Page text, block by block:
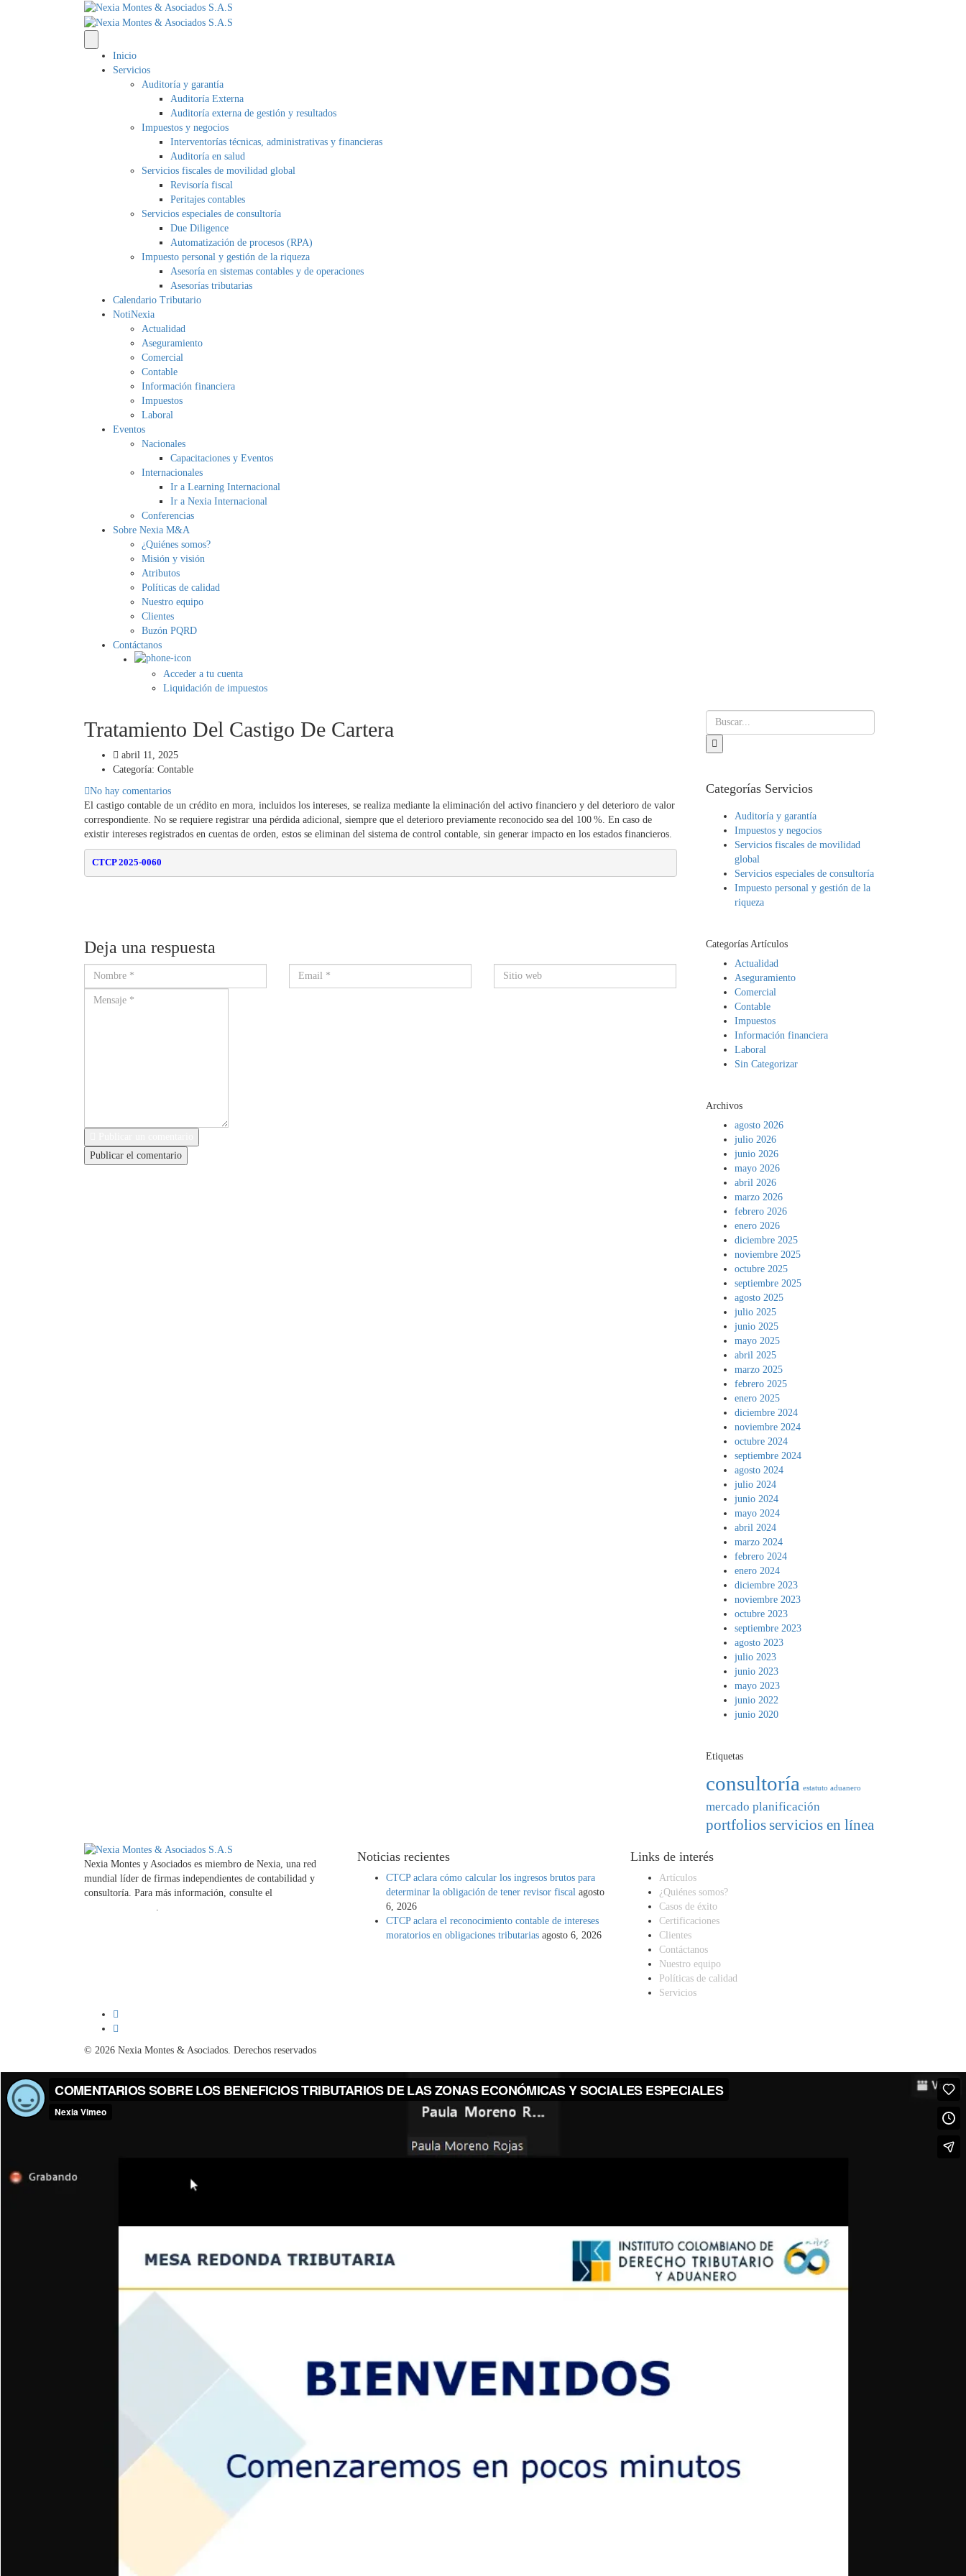
Inicio
Servicios
Auditoría y garantía
Auditoría Externa
Auditoría externa de gestión y resultados
Impuestos y negocios
Interventorías técnicas, administrativas y financieras
Auditoría en salud
Servicios fiscales de movilidad global
Revisoría fiscal
Peritajes contables
Servicios especiales de consultoría
Due Diligence
Automatización de procesos (RPA)
Impuesto personal y gestión de la riqueza
Asesoría en sistemas contables y de operaciones
Asesorías tributarias
Calendario Tributario
NotiNexia
Actualidad
Aseguramiento
Comercial
Contable
Información financiera
Impuestos
Laboral
Eventos
Nacionales
Capacitaciones y Eventos
Internacionales
Ir a Learning Internacional
Ir a Nexia Internacional
Conferencias
Sobre Nexia M&A
¿Quiénes somos?
Misión y visión
Atributos
Políticas de calidad
Nuestro equipo
Clientes
Buzón PQRD
Contáctanos
Acceder a tu cuenta
Liquidación de impuestos
Tratamiento Del Castigo De Cartera
abril 11, 2025
Categoría: Contable
No hay comentarios
El castigo contable de un crédito en mora, incluidos los intereses, se realiza mediante la eliminación del activo financiero y del deterioro de valor
correspondiente. No se requiere registrar una pérdida adicional, siempre que el deterioro previamente reconocido sea del 100 %. En caso de
existir intereses registrados en cuentas de orden, estos se eliminan del sistema de control contable, sin generar impacto en los estados financieros.
CTCP 2025-0060
Deja una respuesta
Categorías Servicios
Auditoría y garantía
Impuestos y negocios
Servicios fiscales de movilidad
global
Servicios especiales de consultoría
Impuesto personal y gestión de la
riqueza
Categorías Artículos
Actualidad
Aseguramiento
Comercial
Contable
Impuestos
Información financiera
Laboral
Sin Categorizar
Archivos
agosto 2026
julio 2026
junio 2026
mayo 2026
abril 2026
marzo 2026
febrero 2026
enero 2026
diciembre 2025
noviembre 2025
octubre 2025
septiembre 2025
agosto 2025
julio 2025
junio 2025
mayo 2025
abril 2025
marzo 2025
febrero 2025
enero 2025
diciembre 2024
noviembre 2024
octubre 2024
septiembre 2024
agosto 2024
julio 2024
junio 2024
mayo 2024
abril 2024
marzo 2024
febrero 2024
enero 2024
diciembre 2023
noviembre 2023
octubre 2023
septiembre 2023
agosto 2023
julio 2023
junio 2023
mayo 2023
junio 2022
junio 2020
Etiquetas
consultoría estatuto aduanero
mercado planificación
portfoliosservicios en línea
Nexia Montes y Asociados es miembro de Nexia, una red
mundial líder de firmas independientes de contabilidad y
consultoría. Para más información, consulte el
.
Noticias recientes
CTCP aclara cómo calcular los ingresos brutos para
determinar la obligación de tener revisor fiscal agosto
6, 2026
CTCP aclara el reconocimiento contable de intereses
moratorios en obligaciones tributarias agosto 6, 2026
Links de interés
Artículos
¿Quiénes somos?
Casos de éxito
Certificaciones
Clientes
Contáctanos
Nuestro equipo
Políticas de calidad
Servicios
© 2026 Nexia Montes & Asociados. Derechos reservados